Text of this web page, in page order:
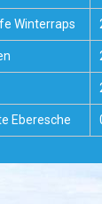
Winterraps
Eberesche